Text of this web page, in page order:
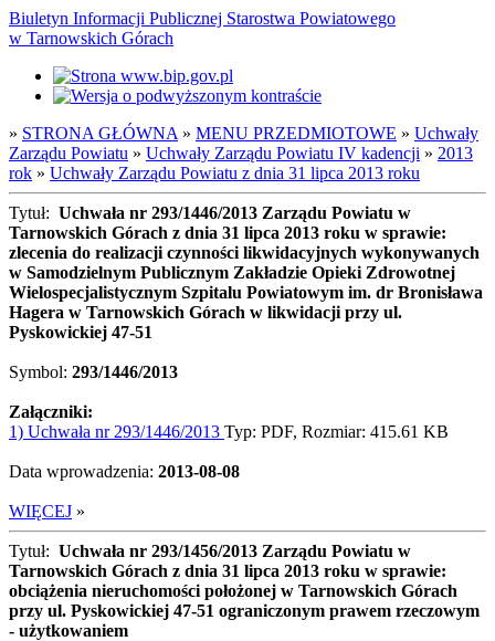
Biuletyn Informacji Publicznej Starostwa Powiatowego
w Tarnowskich Górach
» STRONA GŁÓWNA » MENU PRZEDMIOTOWE » Uchwały
Zarządu Powiatu » Uchwały Zarządu Powiatu IV kadencji » 2013
rok » Uchwały Zarządu Powiatu z dnia 31 lipca 2013 roku
Tytuł: Uchwała nr 293/1446/2013 Zarządu Powiatu w
Tarnowskich Górach z dnia 31 lipca 2013 roku w sprawie:
zlecenia do realizacji czynności likwidacyjnych wykonywanych
w Samodzielnym Publicznym Zakładzie Opieki Zdrowotnej
Wielospecjalistycznym Szpitalu Powiatowym im. dr Bronisława
Hagera w Tarnowskich Górach w likwidacji przy ul.
Pyskowickiej 47-51
Symbol: 293/1446/2013
Załączniki:
1) Uchwała nr 293/1446/2013 Typ: PDF, Rozmiar: 415.61 KB
Data wprowadzenia: 2013-08-08
WIĘCEJ »
Tytuł: Uchwała nr 293/1456/2013 Zarządu Powiatu w
Tarnowskich Górach z dnia 31 lipca 2013 roku w sprawie:
obciążenia nieruchomości położonej w Tarnowskich Górach
przy ul. Pyskowickiej 47-51 ograniczonym prawem rzeczowym
- użytkowaniem